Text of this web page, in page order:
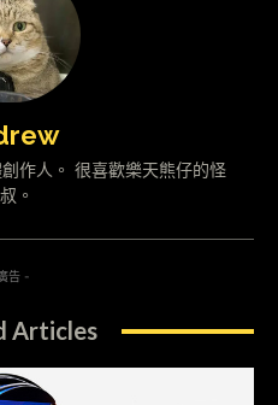
作人。 很喜歡樂天熊仔的怪
。
告 -
Articles